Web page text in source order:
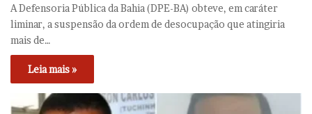
A Defensoria Pública da Bahia (DPE-BA) obteve, em caráter
liminar, a suspensão da ordem de desocupação que atingiria
mais de…
Leia mais »